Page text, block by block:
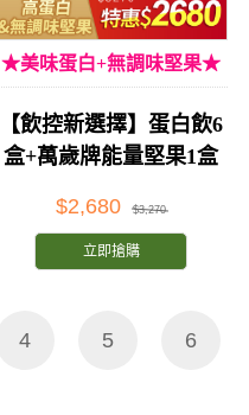
★美味蛋白+無調味堅果★
【飲控新選擇】蛋白飲6
盒+萬歲牌能量堅果1盒
$2,680 $3,270
立即搶購
4 5 6